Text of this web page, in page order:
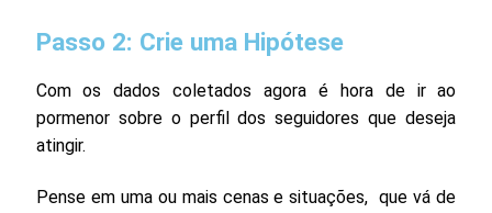
Passo 2: Crie uma Hipótese
Com os dados coletados agora é hora de ir ao
pormenor sobre o perfil dos seguidores que deseja
atingir.
Pense em uma ou mais cenas e situações, que vá de